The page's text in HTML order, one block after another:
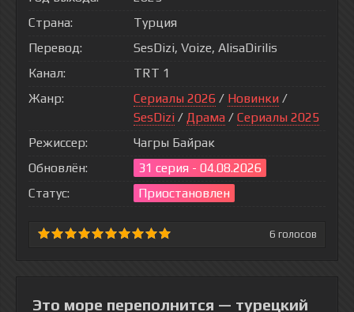
Страна:
Турция
Перевод:
SesDizi, Voize, AlisaDirilis
Канал:
TRT 1
Жанр:
Сериалы 2026 / Новинки /
SesDizi / Драма / Сериалы 2025
Режиссер:
Чагры Байрак
Обновлён:
31 серия - 04.08.2026
Статус:
Приостановлен
6 голосов
Это море переполнится — турецкий